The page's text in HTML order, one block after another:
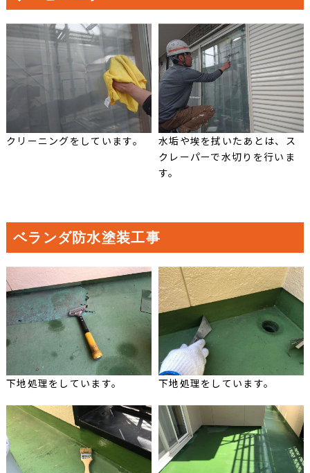
クリーニングをしています。
水垢や埃を拭いたあとは、ス
クレーパーで水切りを行いま
す。
ベランダ防水塗装工事
下地処理をしています。 下地処理をしています。